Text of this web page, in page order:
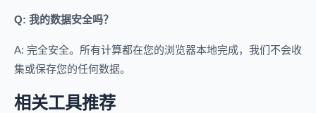
Q: 我的数据安全吗？
A: 完全安全。所有计算都在您的浏览器本地完成，我们不会收
集或保存您的任何数据。
相关工具推荐